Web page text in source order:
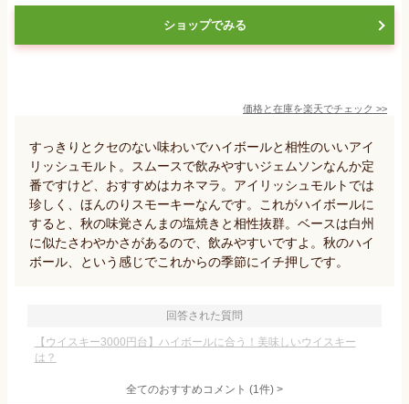
ショップでみる
価格と在庫を楽天でチェック >>
すっきりとクセのない味わいでハイボールと相性のいいアイ
リッシュモルト。スムースで飲みやすいジェムソンなんか定
番ですけど、おすすめはカネマラ。アイリッシュモルトでは
珍しく、ほんのりスモーキーなんです。これがハイボールに
すると、秋の味覚さんまの塩焼きと相性抜群。ベースは白州
に似たさわやかさがあるので、飲みやすいですよ。秋のハイ
ボール、という感じでこれからの季節にイチ押しです。
回答された質問
【ウイスキー3000円台】ハイボールに合う！美味しいウイスキー
は？
全てのおすすめコメント (1件) >